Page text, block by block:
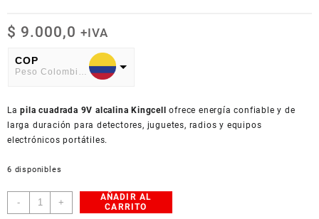
$ 9.000,0 +IVA
COP
American Dollar
Lapila cuadrada 9V alcalina Kingcell ofrece energía confiable y de
larga duración para detectores, juguetes, radios y equipos
electrónicos portátiles.
6 disponibles
-
Pila
Cuadrada
+
AÑADIR AL
CARRITO